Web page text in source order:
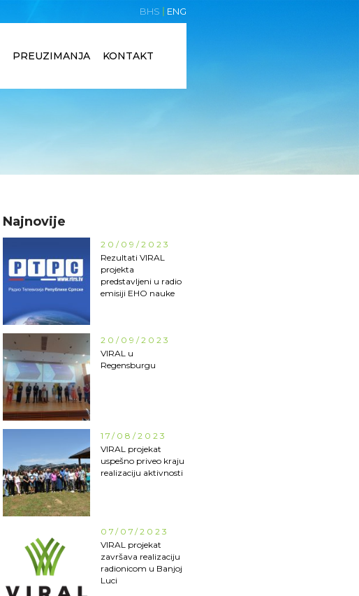
BHS ENG
PREUZIMANJA KONTAKT
Najnovije
20/09/2023
Rezultati VIRAL
projekta
predstavljeni u radio
emisiji EHO nauke
20/09/2023
VIRAL u
Regensburgu
17/08/2023
VIRAL projekat
uspešno priveo kraju
realizaciju aktivnosti
07/07/2023
VIRAL projekat
završava realizaciju
radionicom u Banjoj
Luci